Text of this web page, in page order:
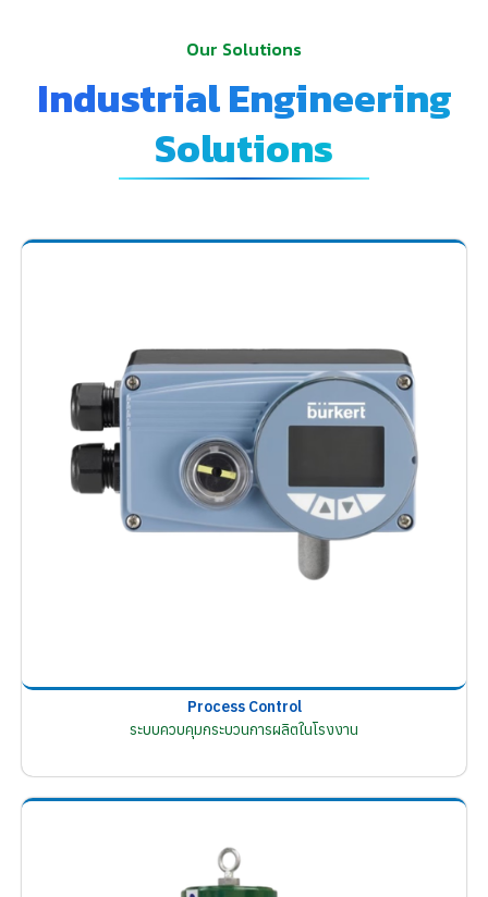
Our Solutions
Industrial Engineering
Solutions
Process Control
ระบบควบคุมกระบวนการผลิตในโรงงาน